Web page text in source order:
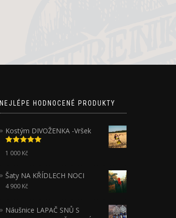
NEJLÉPE HODNOCENÉ PRODUKTY
Kostým DIVOŽENKA -Vršek
Hodnocení
5.00z 5
1 000 Kč
Šaty NA KŘÍDLECH NOCI
4 900 Kč
Náušnice LAPAČ SNŮ S